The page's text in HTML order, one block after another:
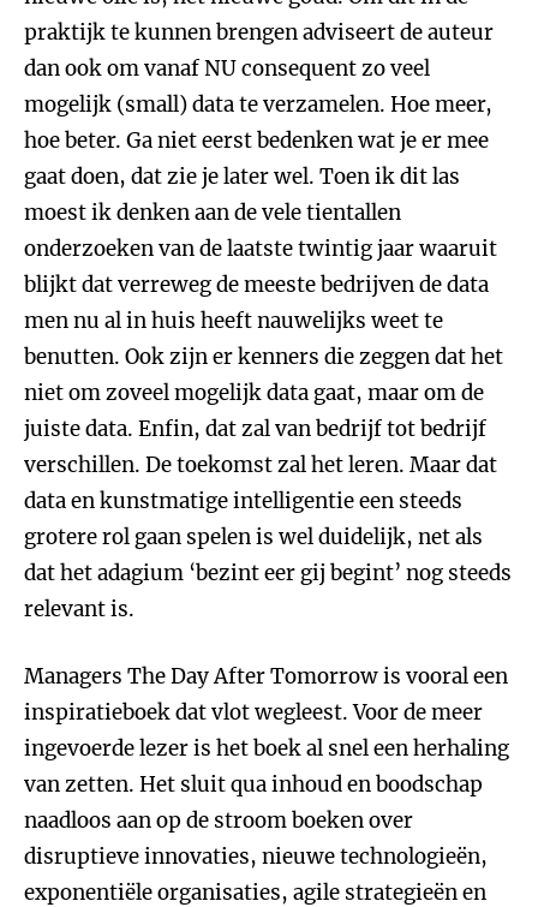
praktijk te kunnen brengen adviseert de auteur
dan ook om vanaf NU consequent zo veel
mogelijk (small) data te verzamelen. Hoe meer,
hoe beter. Ga niet eerst bedenken wat je er mee
gaat doen, dat zie je later wel. Toen ik dit las
moest ik denken aan de vele tientallen
onderzoeken van de laatste twintig jaar waaruit
blijkt dat verreweg de meeste bedrijven de data
men nu al in huis heeft nauwelijks weet te
benutten. Ook zijn er kenners die zeggen dat het
niet om zoveel mogelijk data gaat, maar om de
juiste data. Enfin, dat zal van bedrijf tot bedrijf
verschillen. De toekomst zal het leren. Maar dat
data en kunstmatige intelligentie een steeds
grotere rol gaan spelen is wel duidelijk, net als
dat het adagium ‘bezint eer gij begint’ nog steeds
relevant is.
Managers The Day After Tomorrow is vooral een
inspiratieboek dat vlot wegleest. Voor de meer
ingevoerde lezer is het boek al snel een herhaling
van zetten. Het sluit qua inhoud en boodschap
naadloos aan op de stroom boeken over
disruptieve innovaties, nieuwe technologieën,
exponentiële organisaties, agile strategieën en